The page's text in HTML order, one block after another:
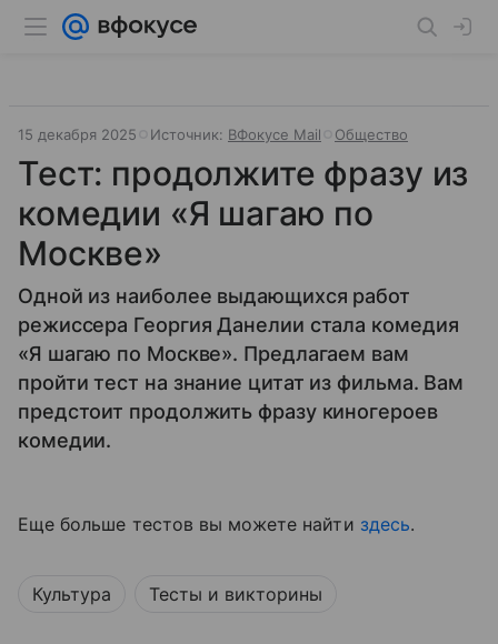
15 декабря 2025 Источник: ВФокусе Mail Общество
Тест: продолжите фразу из
комедии «Я шагаю по
Москве»
Одной из наиболее выдающихся работ
режиссера Георгия Данелии стала комедия
«Я шагаю по Москве». Предлагаем вам
пройти тест на знание цитат из фильма. Вам
предстоит продолжить фразу киногероев
комедии.
Еще больше тестов вы можете найти здесь.
Культура Тесты и викторины